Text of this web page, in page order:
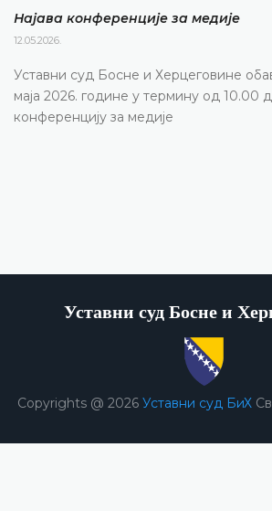
Најава конференције за медије
12.05.2026.
Уставни суд Босне и Херцеговине
маја 2026. године у термину од 10.00
конференцију за медије
Уставни суд Босне и
Copyrights @ 2026 Уставни суд БиХ